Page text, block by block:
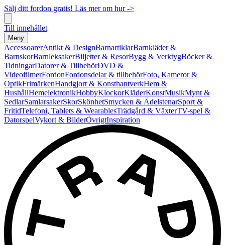
Sälj ditt fordon gratis! Läs mer om hur ->
Till innehållet
Meny
AccessoarerAntikt & DesignBarnartiklarBarnkläder &
BarnskorBarnleksakerBiljetter & ResorBygg & VerktygBöcker &
TidningarDatorer & TillbehörDVD &
VideofilmerFordonFordonsdelar & tillbehörFoto, Kameror &
OptikFrimärkenHandgjort & KonsthantverkHem &
HushållHemelektronikHobbyKlockorKläderKonstMusikMynt &
SedlarSamlarsakerSkorSkönhetSmycken & ÄdelstenarSport &
FritidTelefoni, Tablets & WearablesTrädgård & VäxterTV-spel &
DatorspelVykort & BilderÖvrigtInspiration